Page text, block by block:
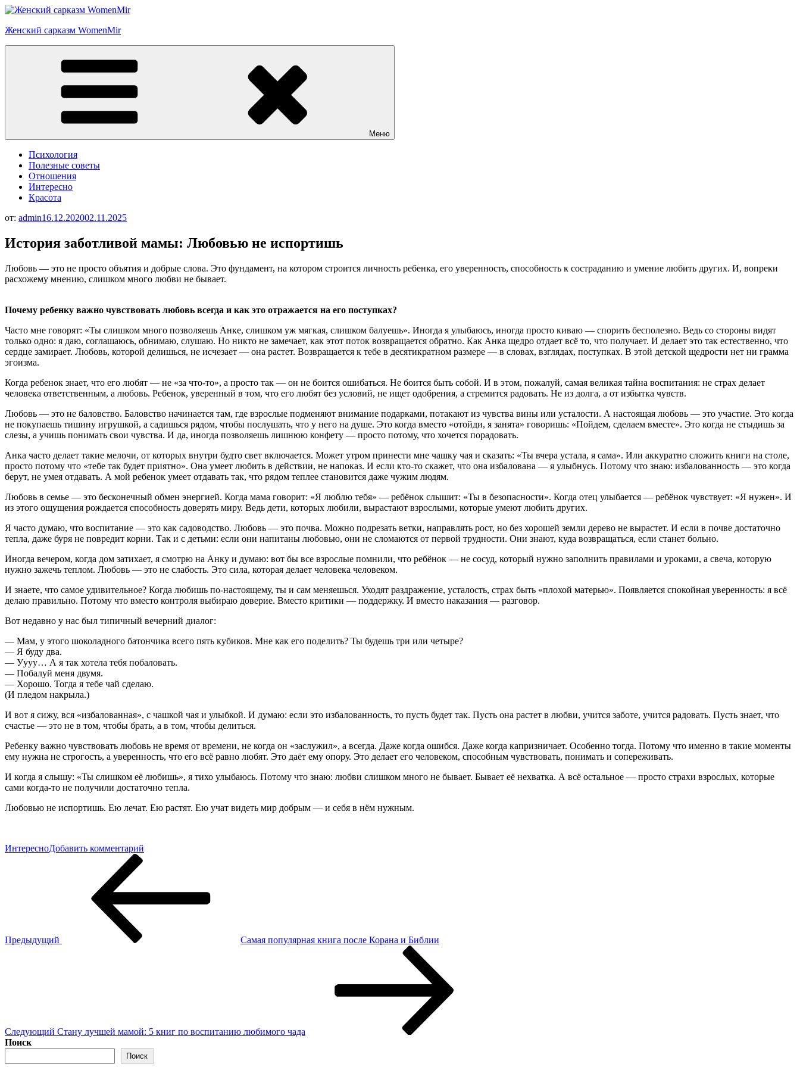
Перейти
содержимому
Женский сарказм WomenMir
Меню
Психология
Полезные советы
Отношения
Интересно
Красота
от: admin16.12.202002.11.2025
История заботливой мамы: Любовью не испортишь
Любовь — это не просто объятия и добрые слова. Это фундамент, на котором строится личность ребенка, его уверенность, способность к состраданию и умение любить других. И, вопреки
расхожему мнению, слишком много любви не бывает.
Почему ребенку важно чувствовать любовь всегда и как это отражается на его поступках?
Часто мне говорят: «Ты слишком много позволяешь Анке, слишком уж мягкая, слишком балуешь». Иногда я улыбаюсь, иногда просто киваю — спорить бесполезно. Ведь со стороны видят
только одно: я даю, соглашаюсь, обнимаю, слушаю. Но никто не замечает, как этот поток возвращается обратно. Как Анка щедро отдает всё то, что получает. И делает это так естественно, что
сердце замирает. Любовь, которой делишься, не исчезает — она растет. Возвращается к тебе в десятикратном размере — в словах, взглядах, поступках. В этой детской щедрости нет ни грамма
эгоизма.
Когда ребенок знает, что его любят — не «за что-то», а просто так — он не боится ошибаться. Не боится быть собой. И в этом, пожалуй, самая великая тайна воспитания: не страх делает
человека ответственным, а любовь. Ребенок, уверенный в том, что его любят без условий, не ищет одобрения, а стремится радовать. Не из долга, а от избытка чувств.
Любовь — это не баловство. Баловство начинается там, где взрослые подменяют внимание подарками, потакают из чувства вины или усталости. А настоящая любовь — это участие. Это когда
не покупаешь тишину игрушкой, а садишься рядом, чтобы послушать, что у него на душе. Это когда вместо «отойди, я занята» говоришь: «Пойдем, сделаем вместе». Это когда не стыдишь за
слезы, а учишь понимать свои чувства. И да, иногда позволяешь лишнюю конфету — просто потому, что хочется порадовать.
Анка часто делает такие мелочи, от которых внутри будто свет включается. Может утром принести мне чашку чая и сказать: «Ты вчера устала, я сама». Или аккуратно сложить книги на столе,
просто потому что «тебе так будет приятно». Она умеет любить в действии, не напоказ. И если кто-то скажет, что она избалована — я улыбнусь. Потому что знаю: избалованность — это когда
берут, не умея отдавать. А мой ребенок умеет отдавать так, что рядом теплее становится даже чужим людям.
Любовь в семье — это бесконечный обмен энергией. Когда мама говорит: «Я люблю тебя» — ребёнок слышит: «Ты в безопасности». Когда отец улыбается — ребёнок чувствует: «Я нужен». И
из этого ощущения рождается способность доверять миру. Ведь дети, которых любили, вырастают взрослыми, которые умеют любить других.
Я часто думаю, что воспитание — это как садоводство. Любовь — это почва. Можно подрезать ветки, направлять рост, но без хорошей земли дерево не вырастет. И если в почве достаточно
тепла, даже буря не повредит корни. Так и с детьми: если они напитаны любовью, они не сломаются от первой трудности. Они знают, куда возвращаться, если станет больно.
Иногда вечером, когда дом затихает, я смотрю на Анку и думаю: вот бы все взрослые помнили, что ребёнок — не сосуд, который нужно заполнить правилами и уроками, а свеча, которую
нужно зажечь теплом. Любовь — это не слабость. Это сила, которая делает человека человеком.
И знаете, что самое удивительное? Когда любишь по-настоящему, ты и сам меняешься. Уходят раздражение, усталость, страх быть «плохой матерью». Появляется спокойная уверенность: я всё
делаю правильно. Потому что вместо контроля выбираю доверие. Вместо критики — поддержку. И вместо наказания — разговор.
Вот недавно у нас был типичный вечерний диалог:
— Мам, у этого шоколадного батончика всего пять кубиков. Мне как его поделить? Ты будешь три или четыре?
— Я буду два.
— Уууу… А я так хотела тебя побаловать.
— Побалуй меня двумя.
— Хорошо. Тогда я тебе чай сделаю.
(И пледом накрыла.)
И вот я сижу, вся «избалованная», с чашкой чая и улыбкой. И думаю: если это избалованность, то пусть будет так. Пусть она растет в любви, учится заботе, учится радовать. Пусть знает, что
счастье — это не в том, чтобы брать, а в том, чтобы делиться.
Ребенку важно чувствовать любовь не время от времени, не когда он «заслужил», а всегда. Даже когда ошибся. Даже когда капризничает. Особенно тогда. Потому что именно в такие моменты
ему нужна не строгость, а уверенность, что его всё равно любят. Это даёт ему опору. Это делает его человеком, способным чувствовать, понимать и сопереживать.
И когда я слышу: «Ты слишком её любишь», я тихо улыбаюсь. Потому что знаю: любви слишком много не бывает. Бывает её нехватка. А всё остальное — просто страхи взрослых, которые
сами когда-то не получили достаточно тепла.
Любовью не испортишь. Ею лечат. Ею растят. Ею учат видеть мир добрым — и себя в нём нужным.
ИнтересноДобавить комментарий
Любовью
Предыдущий
Самая популярная книга после Корана и Библии
Следующий Стану лучшей мамой: 5 книг по воспитанию любимого чада
Поиск
Поиск